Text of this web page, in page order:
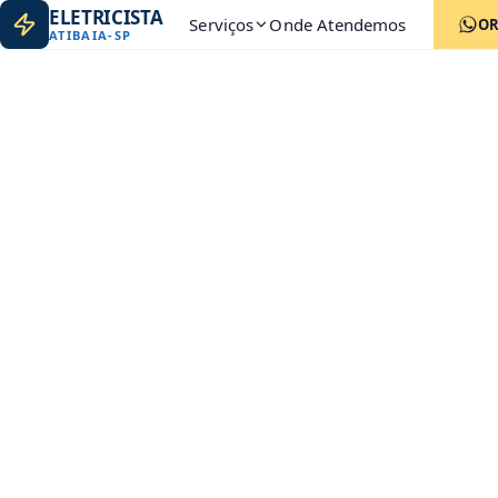
ELETRICISTA
ATIBAIA-SP Serviços Onde Atendemos